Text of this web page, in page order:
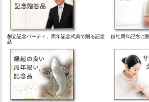
創立記念パーティ、周年記念式典で贈る記念
品
自社周年記念に